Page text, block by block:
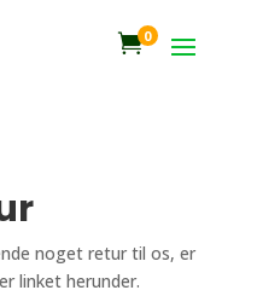
0
noget retur til os, er
linket herunder.